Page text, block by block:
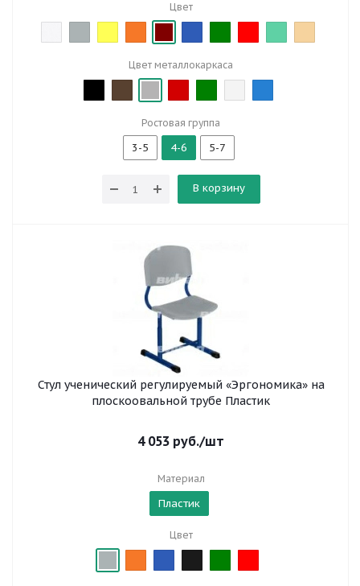
Цвет
Цвет металлокаркаса
Ростовая группа
3-5 4-6 5-7
В корзину
Стул ученический регулируемый «Эргономика» на
плоскоовальной трубе Пластик
4 053 руб./шт
Материал
Пластик
Цвет